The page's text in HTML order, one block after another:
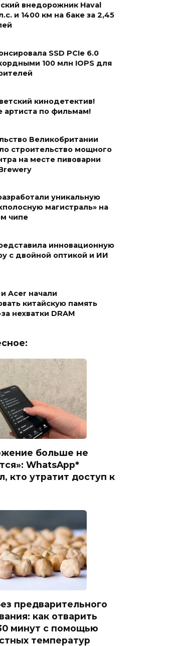
внедорожник Haval
и 1400 км на баке за 2,45
SSD PCIe 6.0
100 млн IOPS для
кинодетектив!
артиста по фильмам!
Великобритании
строительство мощного
на месте пивоварни
уникальную
магистраль» на
чипе
инновационную
с двойной оптикой и ИИ
Acer начали
китайскую память
нехватки DRAM
больше не
WhatsApp*
кто утратит доступ к
предварительного
как отварить
минут с помощью
температур